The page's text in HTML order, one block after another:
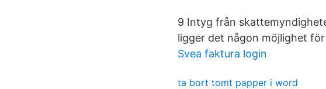
9 Intyg från
ligger det någon möjlighet
Svea faktura login
ta bort tomt papper i word